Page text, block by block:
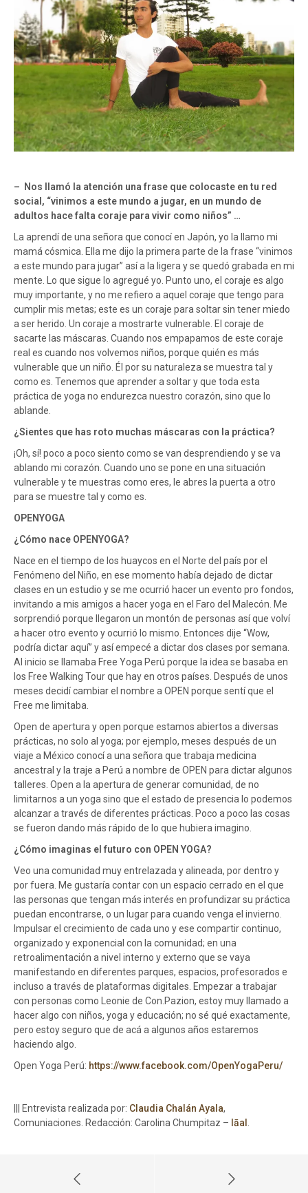
– Nos llamó la atención una frase que colocaste en tu red
social, “vinimos a este mundo a jugar, en un mundo de
adultos hace falta coraje para vivir como niños” …
La aprendí de una señora que conocí en Japón, yo la llamo mi
mamá cósmica. Ella me dijo la primera parte de la frase “vinimos
a este mundo para jugar” así a la ligera y se quedó grabada en mi
mente. Lo que sigue lo agregué yo. Punto uno, el coraje es algo
muy importante, y no me refiero a aquel coraje que tengo para
cumplir mis metas; este es un coraje para soltar sin tener miedo
a ser herido. Un coraje a mostrarte vulnerable. El coraje de
sacarte las máscaras. Cuando nos empapamos de este coraje
real es cuando nos volvemos niños, porque quién es más
vulnerable que un niño. Él por su naturaleza se muestra tal y
como es. Tenemos que aprender a soltar y que toda esta
práctica de yoga no endurezca nuestro corazón, sino que lo
ablande.
¿Sientes que has roto muchas máscaras con la práctica?
¡Oh, sí! poco a poco siento como se van desprendiendo y se va
ablando mi corazón. Cuando uno se pone en una situación
vulnerable y te muestras como eres, le abres la puerta a otro
para se muestre tal y como es.
OPENYOGA
¿Cómo nace OPENYOGA?
Nace en el tiempo de los huaycos en el Norte del país por el
Fenómeno del Niño, en ese momento había dejado de dictar
clases en un estudio y se me ocurrió hacer un evento pro fondos,
invitando a mis amigos a hacer yoga en el Faro del Malecón. Me
sorprendió porque llegaron un montón de personas así que volví
a hacer otro evento y ocurrió lo mismo. Entonces dije “Wow,
podría dictar aquí” y así empecé a dictar dos clases por semana.
Al inicio se llamaba Free Yoga Perú porque la idea se basaba en
los Free Walking Tour que hay en otros países. Después de unos
meses decidí cambiar el nombre a OPEN porque sentí que el
Free me limitaba.
Open de apertura y open porque estamos abiertos a diversas
prácticas, no solo al yoga; por ejemplo, meses después de un
viaje a México conocí a una señora que trabaja medicina
ancestral y la traje a Perú a nombre de OPEN para dictar algunos
talleres. Open a la apertura de generar comunidad, de no
limitarnos a un yoga sino que el estado de presencia lo podemos
alcanzar a través de diferentes prácticas. Poco a poco las cosas
se fueron dando más rápido de lo que hubiera imagino.
¿Cómo imaginas el futuro con OPEN YOGA?
Veo una comunidad muy entrelazada y alineada, por dentro y
por fuera. Me gustaría contar con un espacio cerrado en el que
las personas que tengan más interés en profundizar su práctica
puedan encontrarse, o un lugar para cuando venga el invierno.
Impulsar el crecimiento de cada uno y ese compartir continuo,
organizado y exponencial con la comunidad; en una
retroalimentación a nivel interno y externo que se vaya
manifestando en diferentes parques, espacios, profesorados e
incluso a través de plataformas digitales. Empezar a trabajar
con personas como Leonie de Con.Pazion, estoy muy llamado a
hacer algo con niños, yoga y educación; no sé qué exactamente,
pero estoy seguro que de acá a algunos años estaremos
haciendo algo.
Open Yoga Perú: https://www.facebook.com/OpenYogaPeru/
||| Entrevista realizada por: Claudia Chalán Ayala,
Comuniaciones. Redacción: Carolina Chumpitaz – lāal .